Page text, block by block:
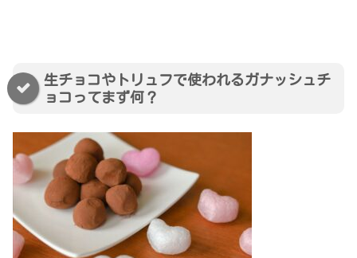
生チョコやトリュフで使われるガナッシュチ
ョコってまず何？